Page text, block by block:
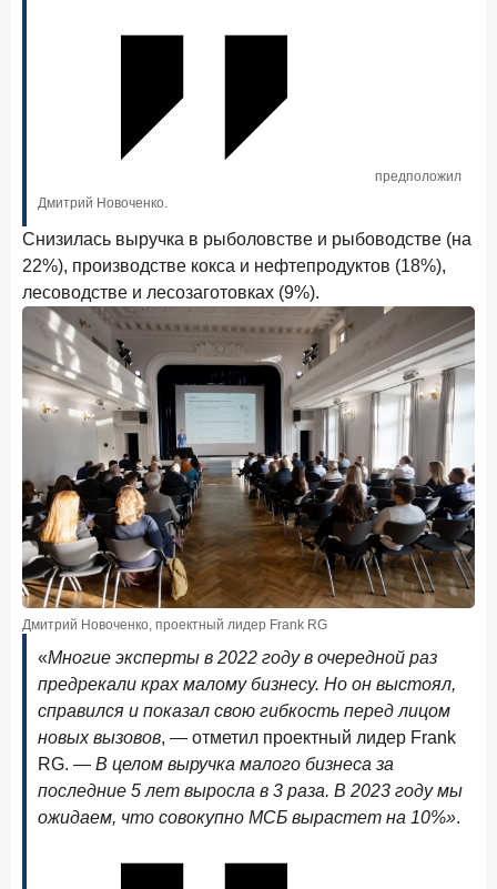
на банковском рынке
ПОДПИСАТЬСЯ
Я согласен с условиями
8 июня 2026 года ИССЛЕДОВАНИЕ
По итогам мая 2026 года объем выдач кредитов
составил 993,8 млрд руб.
4 июня 2026 года ИССЛЕДОВАНИЕ
Синергия интеллектов: будущее контакт-центров в
партнерстве человека и технологий
1 июня 2026 года
В борьбе за сбережения россиян банки учатся
понимать контекст
28 мая 2026 года ИССЛЕДОВАНИЕ
Доверие становится главным фактором на рынке
Private banking
25 мая 2026 года
Ипотека в России: итоги апреля 2026 года в цифрах
13 мая 2026 года ИССЛЕДОВАНИЕ
«Ни один зарубежный private банк не может
сравниться с российским»
6 мая 2026 года ИССЛЕДОВАНИЕ
По итогам апреля 2026 года объем выдач кредитов
предположил
Дмитрий Новоченко.
Снизилась выручка в рыболовстве и рыбоводстве (на
22%), производстве кокса и нефтепродуктов (18%),
лесоводстве и лесозаготовках (9%).
Дмитрий Новоченко, проектный лидер Frank RG
«Многие эксперты в 2022 году в очередной раз
предрекали крах малому бизнесу. Но он выстоял,
справился и показал свою гибкость перед лицом
новых вызовов, — отметил проектный лидер Frank
RG. — В целом выручка малого бизнеса за
последние 5 лет выросла в 3 раза. В 2023 году мы
ожидаем, что совокупно МСБ вырастет на 10%».